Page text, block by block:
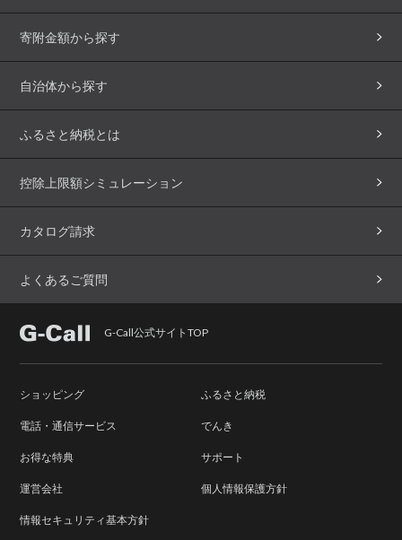
寄附金額から探す
自治体から探す
ふるさと納税とは
控除上限額シミュレーション
カタログ請求
よくあるご質問
G-Call公式サイトTOP
ショッピング ふるさと納税
電話・通信サービス でんき
お得な特典 サポート
運営会社 個人情報保護方針
情報セキュリティ基本方針